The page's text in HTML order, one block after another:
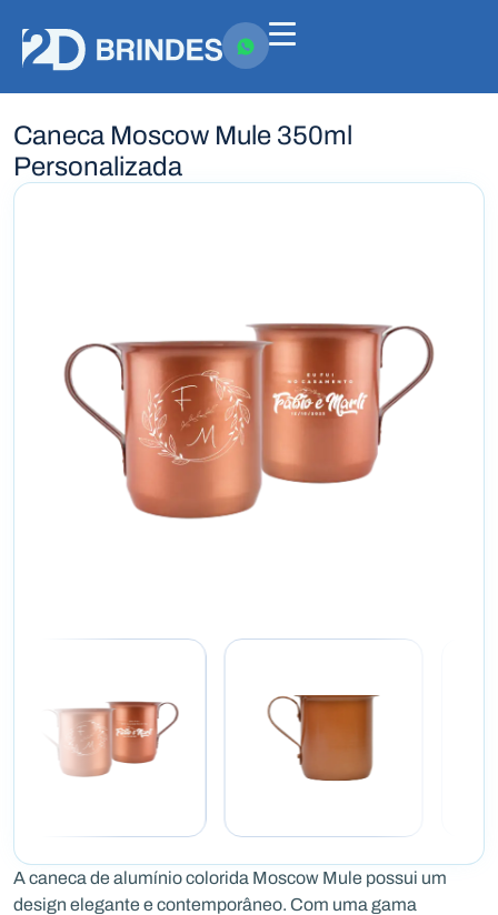
Caneca Moscow Mule 350ml
Personalizada
A caneca de alumínio colorida Moscow Mule possui um
design elegante e contemporâneo. Com uma gama